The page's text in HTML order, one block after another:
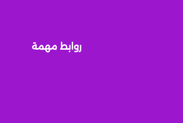
روابط مهمة